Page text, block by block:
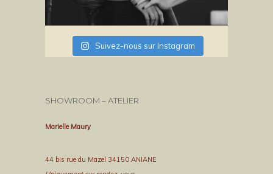
Suivez-nous sur Instagram
SHOWROOM – ATELIER
Marielle Maury
44 bis rue du Mazel 34150 ANIANE